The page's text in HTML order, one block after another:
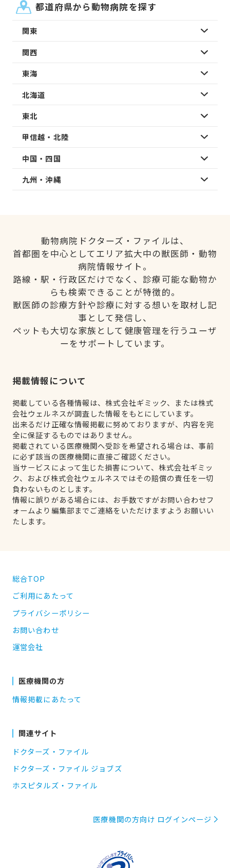
都道府県から動物病院を探す
関東
関西
東海
北海道
東北
甲信越・北陸
中国・四国
九州・沖縄
動物病院ドクターズ・ファイルは、
首都圏を中心としてエリア拡大中の獣医師・動物
病院情報サイト。
路線・駅・行政区だけでなく、診療可能な動物か
らも検索できることが特徴的。
獣医師の診療方針や診療に対する想いを取材し記
事として発信し、
ペットも大切な家族として健康管理を行うユーザ
ーをサポートしています。
掲載情報について
掲載している各種情報は、株式会社ギミック、または株式
会社ウェルネスが調査した情報をもとにしています。
出来るだけ正確な情報掲載に努めておりますが、内容を完
全に保証するものではありません。
掲載されている医療機関へ受診を希望される場合は、事前
に必ず該当の医療機関に直接ご確認ください。
当サービスによって生じた損害について、株式会社ギミッ
ク、および株式会社ウェルネスではその賠償の責任を一切
負わないものとします。
情報に誤りがある場合には、お手数ですがお問い合わせフ
ォームより編集部までご連絡をいただけますようお願いい
たします。
総合TOP
ご利用にあたって
プライバシーポリシー
お問い合わせ
運営会社
医療機関の方
情報掲載にあたって
関連サイト
ドクターズ・ファイル
ドクターズ・ファイル ジョブズ
ホスピタルズ・ファイル
医療機関の方向け ログインページ